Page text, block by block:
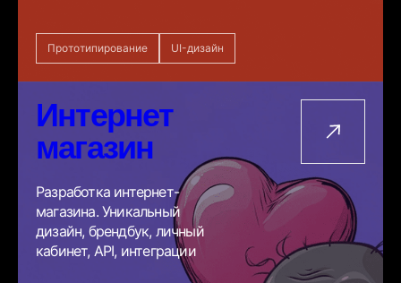
Прототипирование UI-дизайн
Интернет
магазин
Разработка интернет-
магазина. Уникальный
дизайн, брендбук, личный
кабинет, API, интеграции